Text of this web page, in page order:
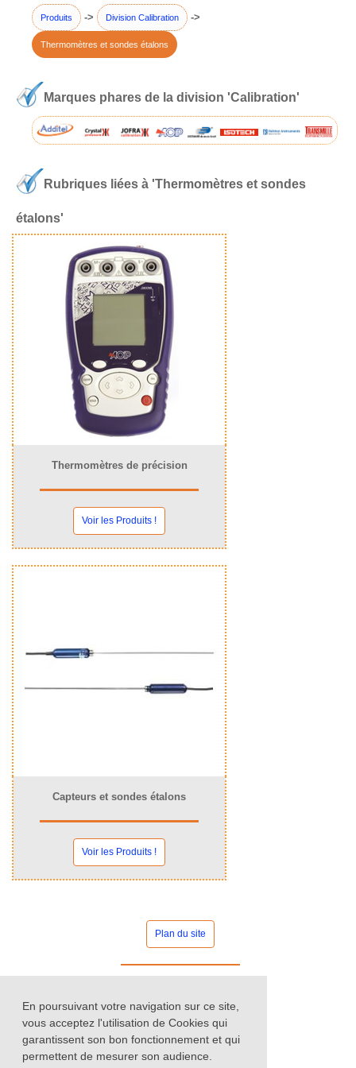
En poursuivant votre navigation sur ce site,
vous acceptez l'utilisation de Cookies qui
garantissent son bon fonctionnement et qui
permettent de mesurer son audience.
Produits -> Division Calibration ->
Thermomètres et sondes étalons
Marques phares de la division 'Calibration'
Rubriques liées à 'Thermomètres et sondes
étalons'
Thermomètres de précision
Voir les Produits !
Capteurs et sondes étalons
Voir les Produits !
Plan du site
Nos catalogues